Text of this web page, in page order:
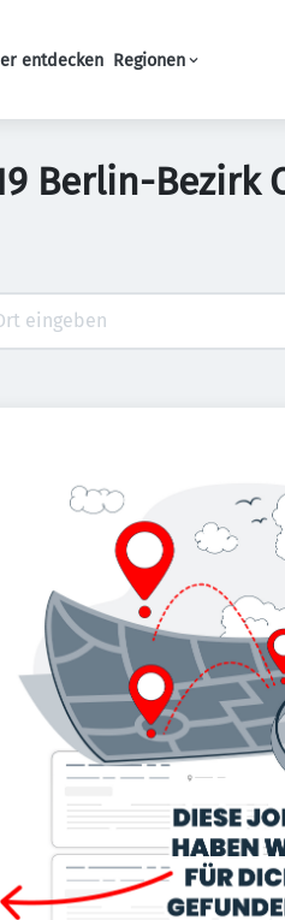
entdecken Regionen
Berlin-